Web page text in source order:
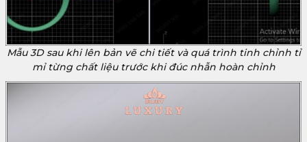
Mẫu 3D sau khi lên bản vẽ chi tiết và quá trình tinh chỉnh tỉ
mỉ từng chất liệu trước khi đúc nhẫn hoàn chỉnh